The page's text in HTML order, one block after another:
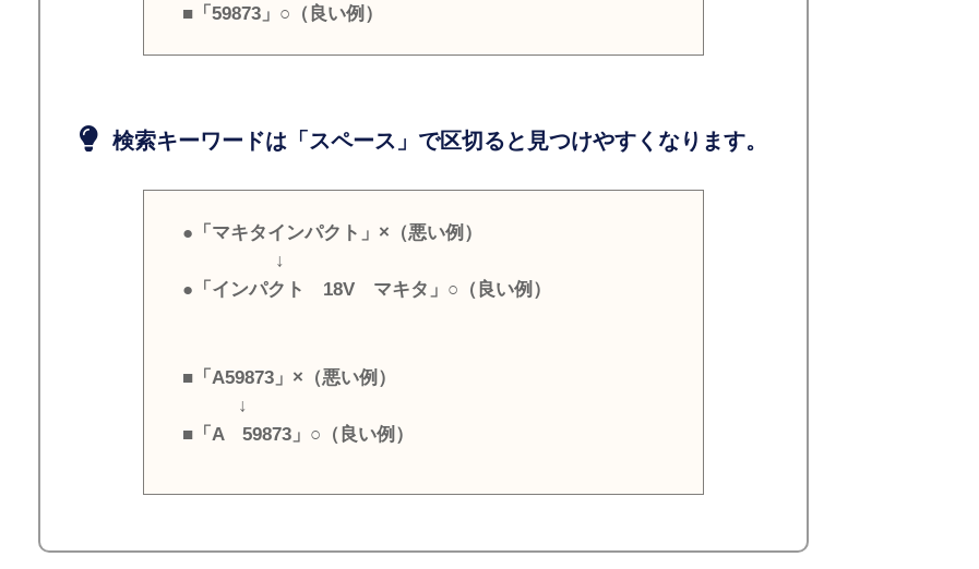
■「59873」○（良い例）
検索キーワードは「スペース」で区切ると見つけやすくなります。
●「マキタインパクト」×（悪い例）
↓
●「インパクト 18V マキタ」○（良い例）
■「A59873」×（悪い例）
↓
■「A 59873」○（良い例）